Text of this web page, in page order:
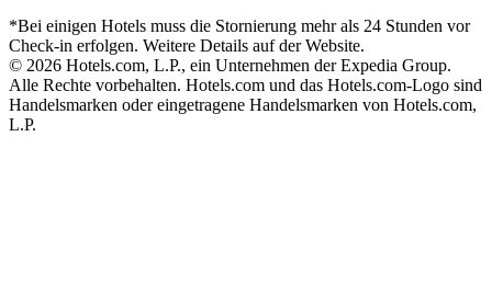
*Bei einigen Hotels muss die Stornierung mehr als 24 Stunden vor
Check-in erfolgen. Weitere Details auf der Website.
© 2026 Hotels.com, L.P., ein Unternehmen der Expedia Group.
Alle Rechte vorbehalten. Hotels.com und das Hotels.com-Logo sind
Handelsmarken oder eingetragene Handelsmarken von Hotels.com,
L.P.